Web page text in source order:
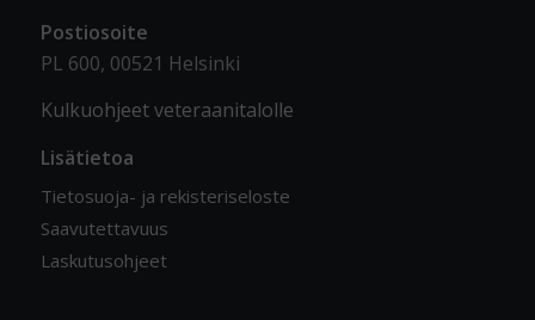
Postiosoite
PL 600, 00521 Helsinki
Kulkuohjeet veteraanitalolle
Lisätietoa
Tietosuoja- ja rekisteriseloste
Saavutettavuus
Laskutusohjeet